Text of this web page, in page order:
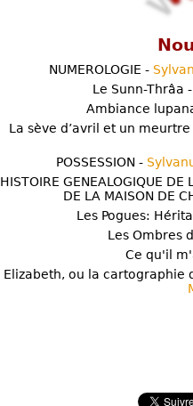
NUMEROLOGIE -
Le Sunn-Thrâa -
Ambiance
La sève d’avril et un
POSSESSION -
HISTOIRE GENEALOGIQUE DE
DE LA MAISON DE
Les Pogues:
Les Ombres
Ce qu'il
Elizabeth, ou la cartographie